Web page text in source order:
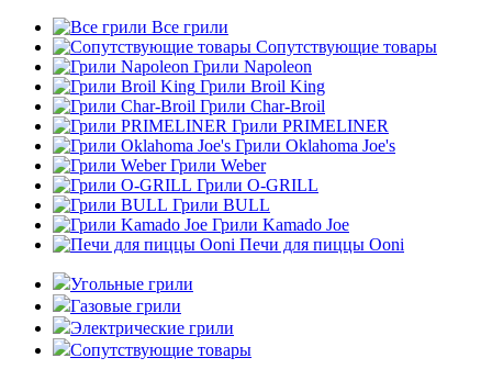
Все грили
Сопутствующие товары
Грили Napoleon
Грили Broil King
Грили Char-Broil
Грили PRIMELINER
Грили Oklahoma Joe's
Грили Weber
Грили O-GRILL
Грили BULL
Грили Kamado Joe
Печи для пиццы Ooni
Угольные грили
Газовые грили
Электрические грили
Сопутствующие товары